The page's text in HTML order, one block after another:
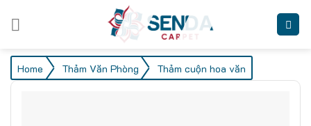
Home / Thảm Văn Phòng / Thảm cuộn hoa văn